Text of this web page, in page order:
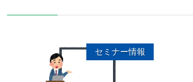
セミナー情報